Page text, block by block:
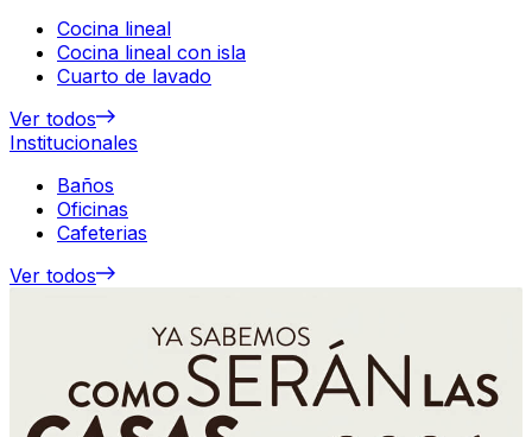
Cocina lineal
Cocina lineal con isla
Cuarto de lavado
Ver todos
Institucionales
Baños
Oficinas
Cafeterias
Ver todos